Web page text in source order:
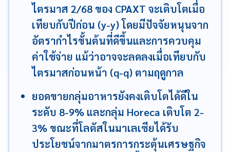
ไตรมาส 2/68 ของ CPAXT จะเติบโตเมื่อ
เทียบกับปีก่อน (y-y) โดยมีปัจจัยหนุนจาก
อัตรากำไรขั้นต้นที่ดีขึ้นและการควบคุม
ค่าใช้จ่าย แม้ว่าอาจจะลดลงเมื่อเทียบกับ
ไตรมาสก่อนหน้า (q-q) ตามฤดูกาล
ยอดขายกลุ่มอาหารยังคงเติบโตได้ดีใน
ระดับ 8-9% และกลุ่ม Horeca เติบโต 2-
3% ขณะที่โลตัสในมาเลเซียได้รับ
ประโยชน์จากมาตรการกระตุ้นเศรษฐกิจ